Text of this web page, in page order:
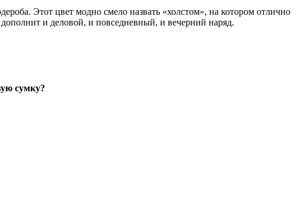
Этот цвет модно смело назвать «холстом», на котором отлично
и деловой, и повседневный, и вечерний наряд.
сумку?